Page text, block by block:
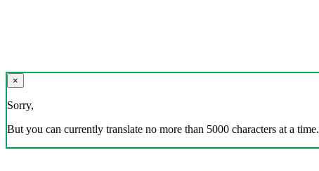
×
Sorry,
But you can currently translate no more than 5000 characters at a time.